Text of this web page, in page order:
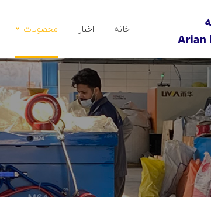
خانه اخبار محصولات
پراید
پژو 206
پژو پارس
تیبا